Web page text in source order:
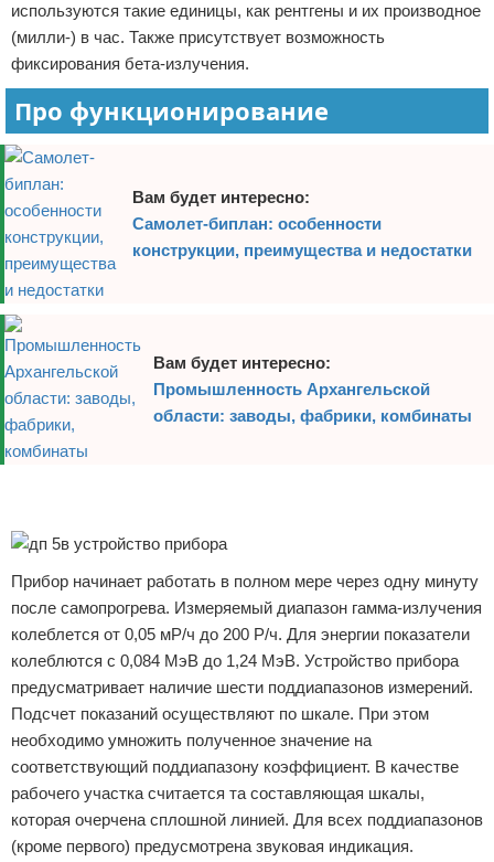
используются такие единицы, как рентгены и их производное
(милли-) в час. Также присутствует возможность
фиксирования бета-излучения.
Про функционирование
Вам будет интересно:
Самолет-биплан: особенности
конструкции, преимущества и недостатки
Вам будет интересно:
Промышленность Архангельской
области: заводы, фабрики, комбинаты
Прибор начинает работать в полном мере через одну минуту
после самопрогрева. Измеряемый диапазон гамма-излучения
колеблется от 0,05 мР/ч до 200 Р/ч. Для энергии показатели
колеблются с 0,084 МэВ до 1,24 МэВ. Устройство прибора
предусматривает наличие шести поддиапазонов измерений.
Подсчет показаний осуществляют по шкале. При этом
необходимо умножить полученное значение на
соответствующий поддиапазону коэффициент. В качестве
рабочего участка считается та составляющая шкалы,
которая очерчена сплошной линией. Для всех поддиапазонов
(кроме первого) предусмотрена звуковая индикация.